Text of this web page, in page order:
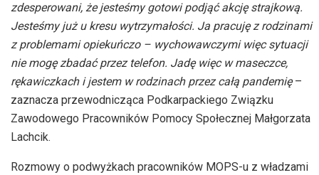
zdesperowani, że jesteśmy gotowi podjąć akcję strajkową.
Jesteśmy już u kresu wytrzymałości. Ja pracuję z rodzinami
z problemami opiekuńczo – wychowawczymi więc sytuacji
nie mogę zbadać przez telefon. Jadę więc w maseczce,
rękawiczkach i jestem w rodzinach przez całą pandemię–
zaznacza przewodnicząca Podkarpackiego Związku
Zawodowego Pracowników Pomocy Społecznej Małgorzata
Lachcik.
Rozmowy o podwyżkach pracowników MOPS-u z władzami